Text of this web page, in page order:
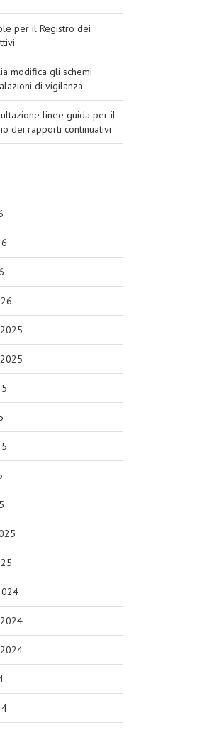
per il Registro dei
modifica gli schemi
di vigilanza
linee guida per il
dei rapporti continuativi